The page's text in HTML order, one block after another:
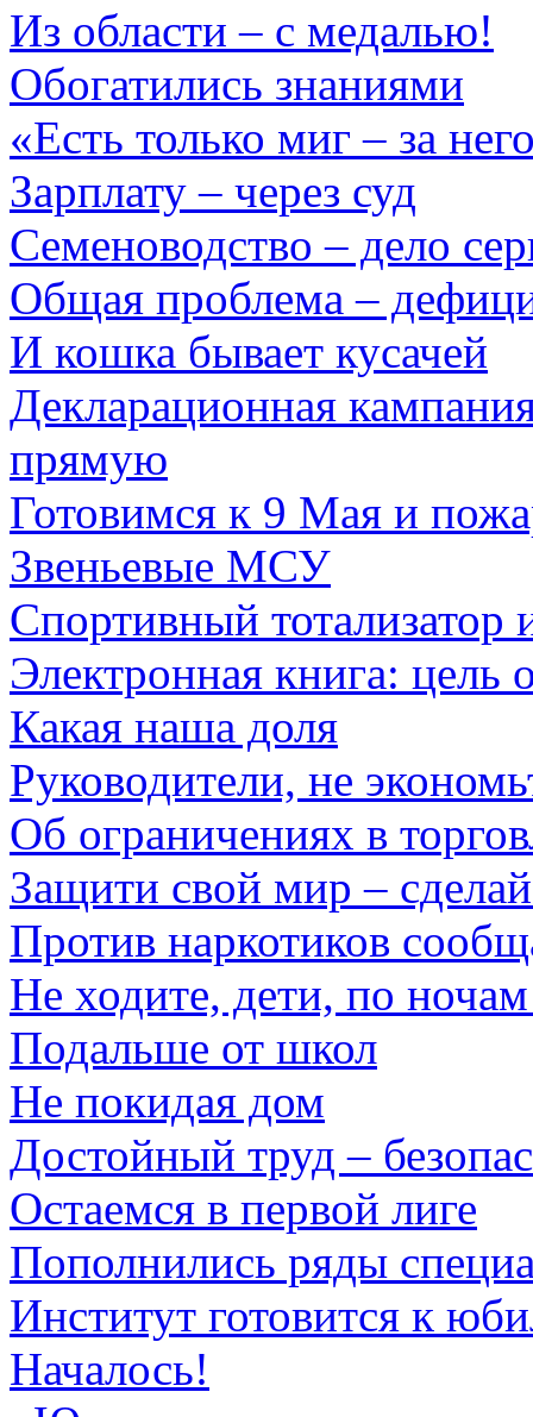
Из области – с медалью!
Обогатились знаниями
«Есть только миг – за
Зарплату – через суд
Семеноводство – дело
Общая проблема –
И кошка бывает кусачей
Декларационная
прямую
Готовимся к 9 Мая и
Звеньевые МСУ
Спортивный тотализатор
Электронная книга: цель
Какая наша доля
Руководители, не
Об ограничениях в
Защити свой мир –
Против наркотиков
Не ходите, дети, по
Подальше от школ
Не покидая дом
Достойный труд –
Остаемся в первой лиге
Пополнились ряды
Институт готовится к
Началось!